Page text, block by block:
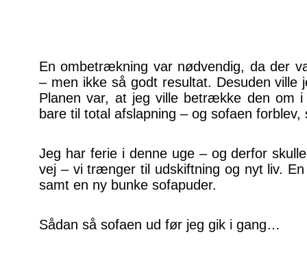
En ombetrækning var nødvendig, da der
– men ikke så godt resultat. Desuden ville
Planen var, at jeg ville betrække den om
bare til total afslapning – og sofaen forblev,
Jeg har ferie i denne uge – og derfor
vej – vi trænger til udskiftning og nyt liv.
samt en ny bunke sofapuder.
Sådan så sofaen ud før jeg gik i gang…